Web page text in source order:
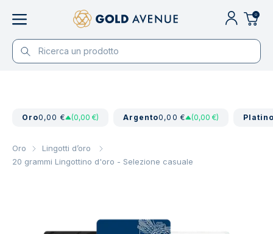
0
Oro0,00 € (0,00 €) Argento0,00 € (0,00 €)
Oro
Lingotti d’oro
20 grammi Lingottino d'oro - Selezione casuale